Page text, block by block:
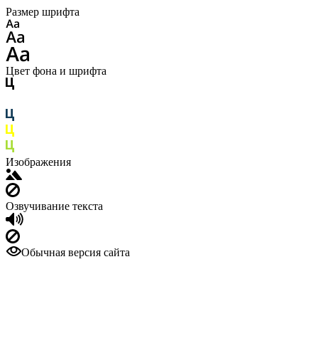
Размер шрифта
Цвет фона и шрифта
Изображения
Озвучивание текста
Обычная версия сайта